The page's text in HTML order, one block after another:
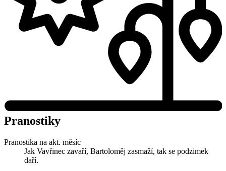
Pranostiky
Pranostika na akt. měsíc
Jak Vavřinec zavaří, Bartoloměj zasmaží, tak se podzimek
daří.